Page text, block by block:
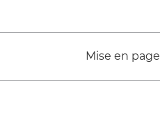
Mise en page